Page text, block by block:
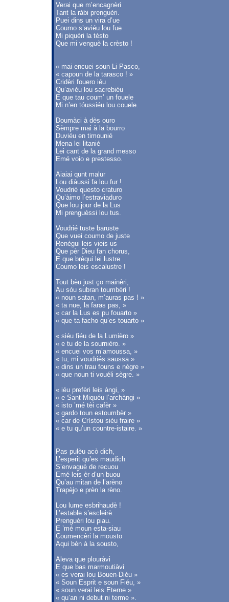
Verai que m’encagnèri
Tant la ràbi prenguèri.
Puei dins un vira d’ue
Coumo s’aviéu lou fue
Mi piquèri la tèsto
Que mi venguè la crèsto !
« mai encuei soun Li Pasco,
« capoun de la tarasco ! »
Cridèri fouero iéu
Qu’aviéu lou sacrebiéu
E que tau coum’ un fouele
Mi n’en tóussiéu lou couele.
Doumàci à dès ouro
Sèmpre mai à la bourro
Duviéu en timounié
Mena lei litanié
Lei cant de la grand messo
Emé voio e prestesso.
Aiaiai qunt malur
Lou diàussi fa lou fur !
Voudrié questo craturo
Qu’àimo l’estraviaduro
Que lou jour de la Lus
Mi prenguèssi lou tus.
Voudrié tuste baruste
Que vuei coumo de juste
Renègui leis vieis us
Que pèr Dieu fan chorus,
E que brèqui lei lustre
Coumo leis escalustre !
Tout bèu just ço mainèri,
Au sóu subran toumbèri !
« noun satan, m’auras pas ! »
« ta nue, la faras pas, »
« car la Lus es pu fouarto »
« que ta facho qu’es touarto »
« siéu fiéu de la Lumièro »
« e tu de la sournièro. »
« encuei vos m’amoussa, »
« tu, mi voudriés saussa »
« dins un trau founs e nègre »
« que noun ti vouéli sègre. »
« iéu prefèri leis àngi, »
« e Sant Miquéu l’archàngi »
« isto ’mé tèi cafèr »
« gardo toun estoumbèr »
« car de Crìstou siéu fraire »
« e tu qu’un countre-istaire. »
Pas pulèu acò dich,
L’esperit qu’es maudich
S’envaguè de recuou
Emé leis èr d’un buou
Qu’au mitan de l’arèno
Trapèjo e prèn la rèno.
Lou lume esbrihaudè !
L’estable s’escleirè.
Prenguèri lou piau.
E ’mé moun esta-siau
Coumencèri la mousto
Aqui bèn à la sousto,
Aleva que plouràvi
E que bas marmoutiàvi
« es verai lou Bouen-Diéu »
« Soun Esprit e soun Fiéu, »
« soun verai leis Eterne »
« qu’an ni debut ni terme ».